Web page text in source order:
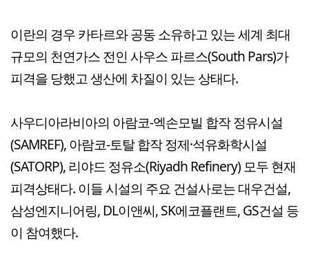
이란의 경우 카타르와 공동 소유하고 있는 세계 최대
규모의 천연가스 전인 사우스 파르스(South Pars)가
피격을 당했고 생산에 차질이 있는 상태다.
사우디아라비아의 아람코-엑손모빌 합작 정유시설
(SAMREF), 아람코-토탈 합작 정제·석유화학시설
(SATORP), 리야드 정유소(Riyadh Refinery) 모두 현재
피격상태다. 이들 시설의 주요 건설사로는 대우건설,
삼성엔지니어링, DL이앤씨, SK에코플랜트, GS건설 등
이 참여했다.